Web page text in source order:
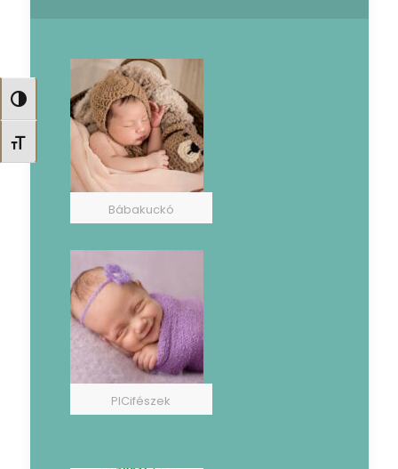
Nagy kontraszt váltása
Betűméret váltása
Bábakuckó
PICifészek